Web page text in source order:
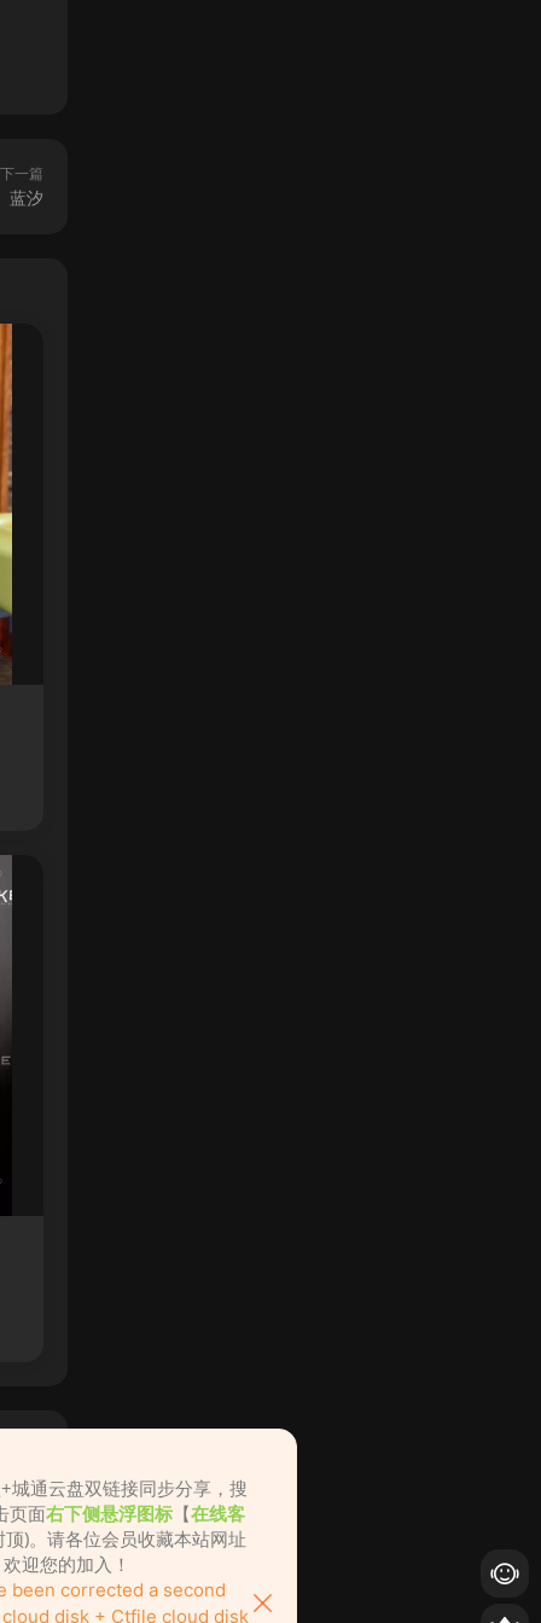
下一篇
蓝汐
城通云盘双链接同步分享，搜
页面右下侧悬浮图标 【在线客
)。请各位会员收藏本站网址
迎您的加入！
been corrected a second
disk + Ctfile cloud disk